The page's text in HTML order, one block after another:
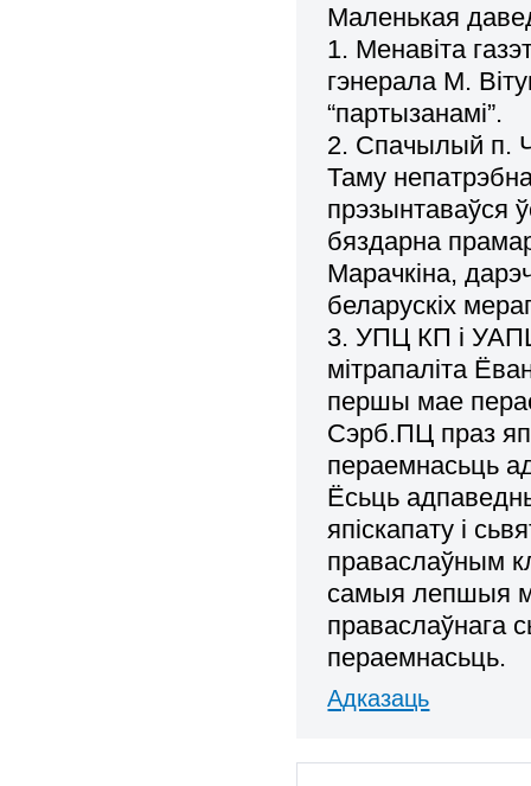
Маленькая
1. Менавіта
гэнерала М.
“партызанамі”.
2. Спачылый п.
Таму непатрэбна
прэзынтаваўся
бяздарна
Марачкіна,
беларускіх
3. УПЦ КП і
мітрапаліта
першы мае
Сэрб.ПЦ праз
пераемнасьць
Ёсьць
япіскапату і
праваслаўным
самыя лепшыя
праваслаўнага
пераемнасьць.
Адказаць